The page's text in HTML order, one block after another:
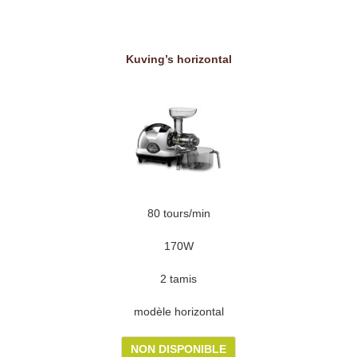
Kuving’s horizontal
80 tours/min
170W
2 tamis
modèle horizontal
NON DISPONIBLE